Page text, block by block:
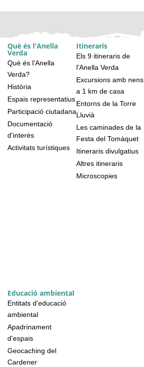
Què és l'Anella
Verda
Què és l'Anella
Verda?
Història
Espais representatius
Participació ciutadana
Documentació
d'interès
Activitats turístiques
Itineraris
Els 9 itineraris de
l'Anella Verda
Excursions amb nens
a 1 km de casa
Entorns de la Torre
Lluvià
Les caminades de la
Festa del Tomàquet
Itineraris divulgatius
Altres itineraris
Microscopies
Educació ambiental
Entitats d'educació
ambiental
Apadrinament
d'espais
Geocaching del
Cardener